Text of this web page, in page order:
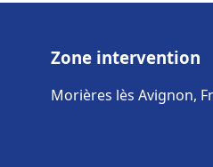
Zone intervention
Morières lès Avignon,